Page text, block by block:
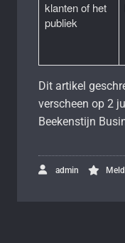
klanten of het
publiek
Dit artikel
verscheen op 2
Beekenstijn
admin